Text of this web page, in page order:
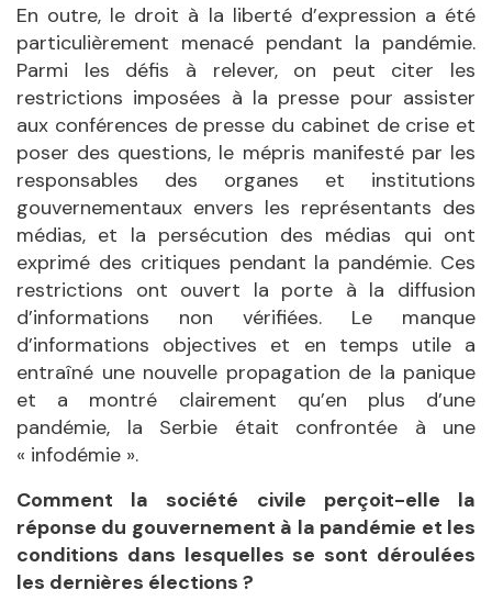
En outre, le droit à la liberté d’expression a été
particulièrement menacé pendant la pandémie.
Parmi les défis à relever, on peut citer les
restrictions imposées à la presse pour assister
aux conférences de presse du cabinet de crise et
poser des questions, le mépris manifesté par les
responsables des organes et institutions
gouvernementaux envers les représentants des
médias, et la persécution des médias qui ont
exprimé des critiques pendant la pandémie. Ces
restrictions ont ouvert la porte à la diffusion
d’informations non vérifiées. Le manque
d’informations objectives et en temps utile a
entraîné une nouvelle propagation de la panique
et a montré clairement qu’en plus d’une
pandémie, la Serbie était confrontée à une
« infodémie ».
Comment la société civile perçoit-elle la
réponse du gouvernement à la pandémie et les
conditions dans lesquelles se sont déroulées
les dernières élections ?